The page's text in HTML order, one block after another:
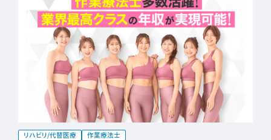
リハビリ/代替医療 作業療法士